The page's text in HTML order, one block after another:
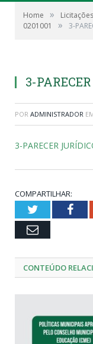
Home » Licitações
0201001
» 3-
3-
POR ADMINISTRADOR
3-PARECER
COMPARTILHAR:
Twitter
Email
CONTEÚDO